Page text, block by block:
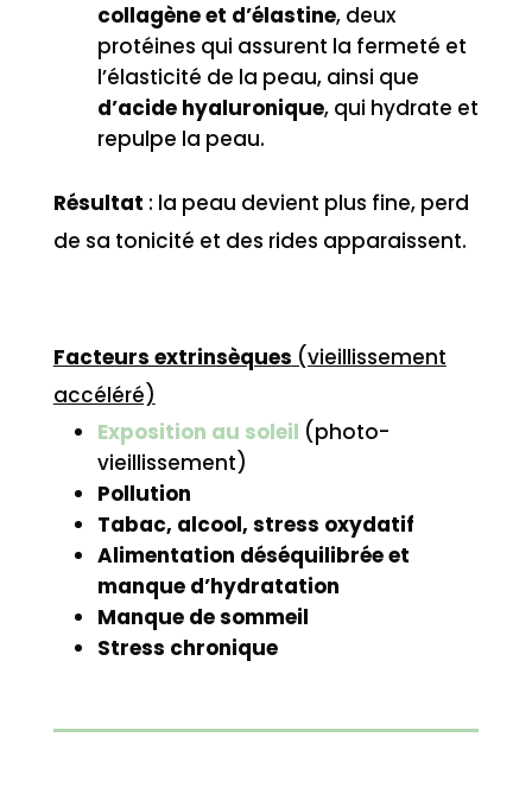
collagène et d’élastine, deux
protéines qui assurent la fermeté et
l’élasticité de la peau, ainsi que
d’acide hyaluronique, qui hydrate et
repulpe la peau.
Résultat : la peau devient plus fine, perd
de sa tonicité et des rides apparaissent.
Facteurs extrinsèques (vieillissement
accéléré)
Exposition au soleil (photo-
vieillissement)
Pollution
Tabac, alcool, stress oxydatif
Alimentation déséquilibrée et
manque d’hydratation
Manque de sommeil
Stress chronique